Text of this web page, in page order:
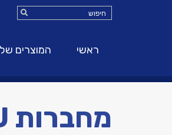
ראשי המוצרים
מחברות PU